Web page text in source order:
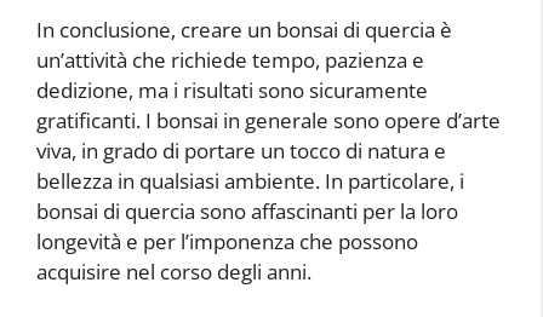
In conclusione, creare un bonsai di quercia è
un’attività che richiede tempo, pazienza e
dedizione, ma i risultati sono sicuramente
gratificanti. I bonsai in generale sono opere d’arte
viva, in grado di portare un tocco di natura e
bellezza in qualsiasi ambiente. In particolare, i
bonsai di quercia sono affascinanti per la loro
longevità e per l’imponenza che possono
acquisire nel corso degli anni.